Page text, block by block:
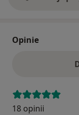
Opinie
18 opinii